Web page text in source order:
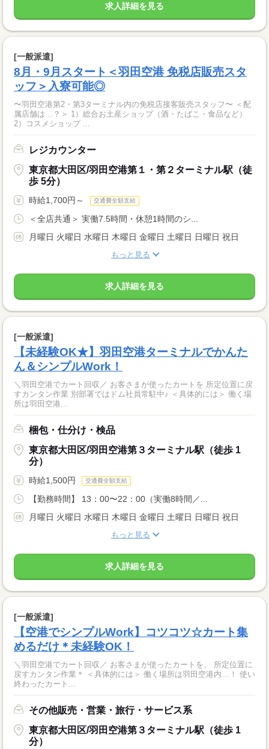
求人詳細を見る
[一般派遣]
8月・9月スタート＜羽田空港 免税店販売スタ
ッフ＞入寮可能◎
〜羽田空港第2・第3ターミナル内の免税店接客販売スタッフ〜 ＜配
属店舗は…？＞ 1）総合お土産ショップ（酒・たばこ・食品など）
2）コスメショップ ...
レジカウンター
東京都大田区/羽田空港第１・第２ターミナル駅（徒
歩 5分）
時給1,700円～ 交通費全額支給
＜全店共通＞ 実働7.5時間・休憩1時間のシ...
月曜日 火曜日 水曜日 木曜日 金曜日 土曜日 日曜日 祝日
もっと見る
求人詳細を見る
[一般派遣]
【未経験OK★】羽田空港ターミナルでかんた
ん＆シンプルWork！
＼羽田空港でカート回収／ お客さまが使ったカートを 所定位置に戻
すカンタン作業 別部署ではドム社員常駐中♪ ＜具体的には＞ 働く場
所は羽田空港...
梱包・仕分け・検品
東京都大田区/羽田空港第３ターミナル駅（徒歩 1
分）
時給1,500円 交通費全額支給
【勤務時間】 13：00〜22：00（実働8時間／...
月曜日 火曜日 水曜日 木曜日 金曜日 土曜日 日曜日 祝日
もっと見る
求人詳細を見る
[一般派遣]
【空港でシンプルWork】コツコツ☆カート集
めるだけ＊未経験OK！
＼羽田空港でカート回収／ お客さまが使ったカートを、 所定位置に
戻すカンタン作業＊ ＜具体的には＞ 働く場所は羽田空港内…！ 使い
終わったカート...
その他販売・営業・旅行・サービス系
東京都大田区/羽田空港第３ターミナル駅（徒歩 1
分）